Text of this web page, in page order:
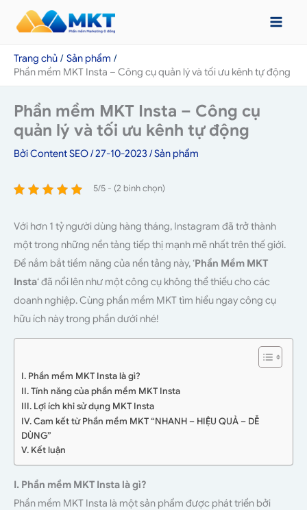
dungTrang chủ
Sản phẩm
Phần mềm MKT Insta – Công cụ quản lý và tối ưu kênh tự động
Phần mềm MKT Insta – Công cụ
quản lý và tối ưu kênh tự động
BởiContent SEO/27-10-2023 /Sản phẩm
5/5 - (2 bình chọn)
Với hơn 1 tỷ người dùng hàng tháng, Instagram đã trở thành
một trong những nền tảng tiếp thị mạnh mẽ nhất trên thế giới.
Để nắm bắt tiềm năng của nền tảng này, ‘Phần Mềm MKT
Insta‘ đã nổi lên như một công cụ không thể thiếu cho các
doanh nghiệp. Cùng phần mềm MKT tìm hiểu ngay công cụ
hữu ích này trong phần dưới nhé!
I. Phần mềm MKT Insta là gì?
II. Tính năng của phần mềm MKT Insta
III. Lợi ích khi sử dụng MKT Insta
IV. Cam kết từ Phần mềm MKT “NHANH – HIỆU QUẢ – DỄ
DÙNG”
V. Kết luận
I. Phần mềm MKT Insta là gì?
Phần mềm MKT Insta là một sản phẩm được phát triển bởi